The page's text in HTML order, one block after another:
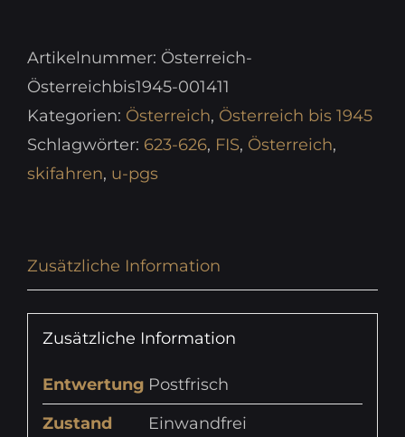
Artikelnummer: Österreich-
Österreichbis1945-001411
Kategorien: Österreich, Österreich bis 1945
Schlagwörter: 623-626, FIS, Österreich,
skifahren, u-pgs
Zusätzliche Information
Zusätzliche Information
Entwertung Postfrisch
Zustand
Einwandfrei